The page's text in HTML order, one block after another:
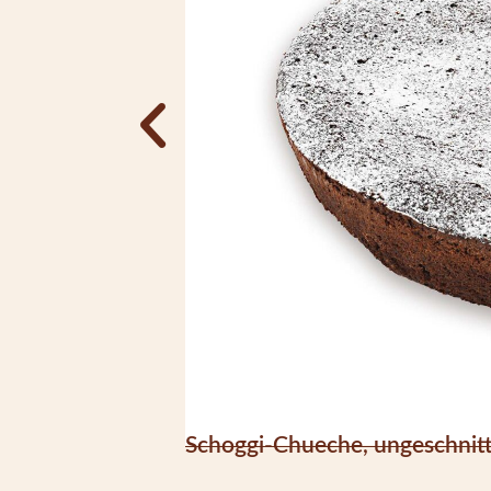
Schoggi-Chueche,